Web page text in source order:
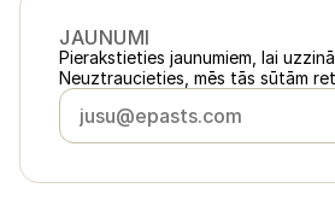
JAUNUMI
Pierakstieties jaunumiem, lai
Neuztraucieties, mēs tās sūtām